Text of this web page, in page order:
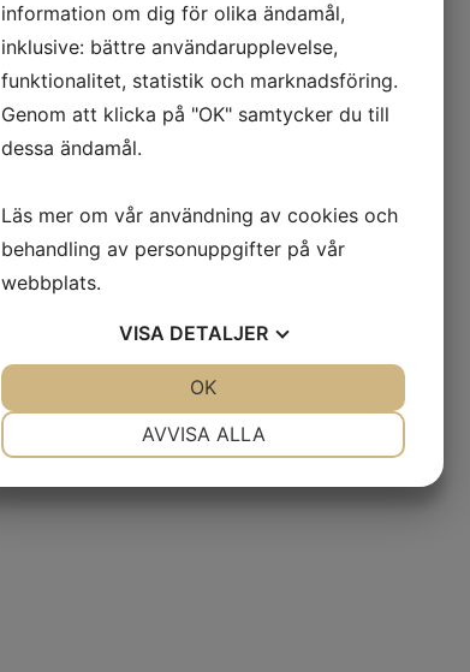
information om dig för olika ändamål,
inklusive: bättre användarupplevelse,
funktionalitet, statistik och marknadsföring.
Genom att klicka på "OK" samtycker du till
dessa ändamål.
Läs mer om vår användning av cookies och
behandling av personuppgifter på vår
webbplats.
VISA DETALJER
AVVISA ALLA
OK